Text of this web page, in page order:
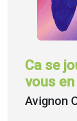
Ca se
vous
Avignon